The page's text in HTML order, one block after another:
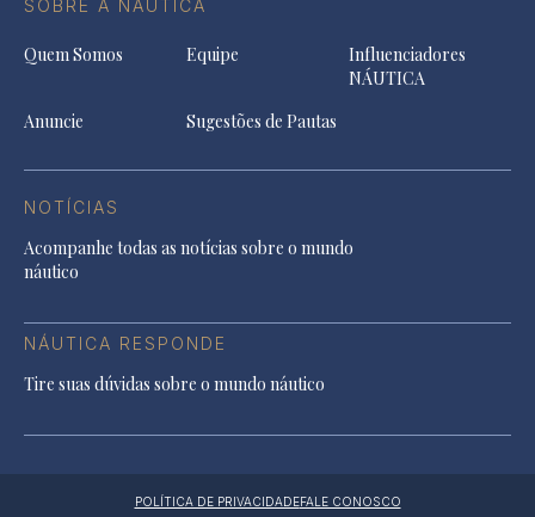
SOBRE A NÁUTICA
Quem Somos Equipe
Influenciadores
NÁUTICA
Anuncie
Sugestões de Pautas
NOTÍCIAS
Acompanhe todas as notícias sobre o mundo
náutico
NÁUTICA RESPONDE
Tire suas dúvidas sobre o mundo náutico
POLÍTICA DE PRIVACIDADEFALE CONOSCO